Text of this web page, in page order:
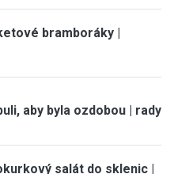
bramboráky |
aby byla ozdobou | rady
salát do sklenic |